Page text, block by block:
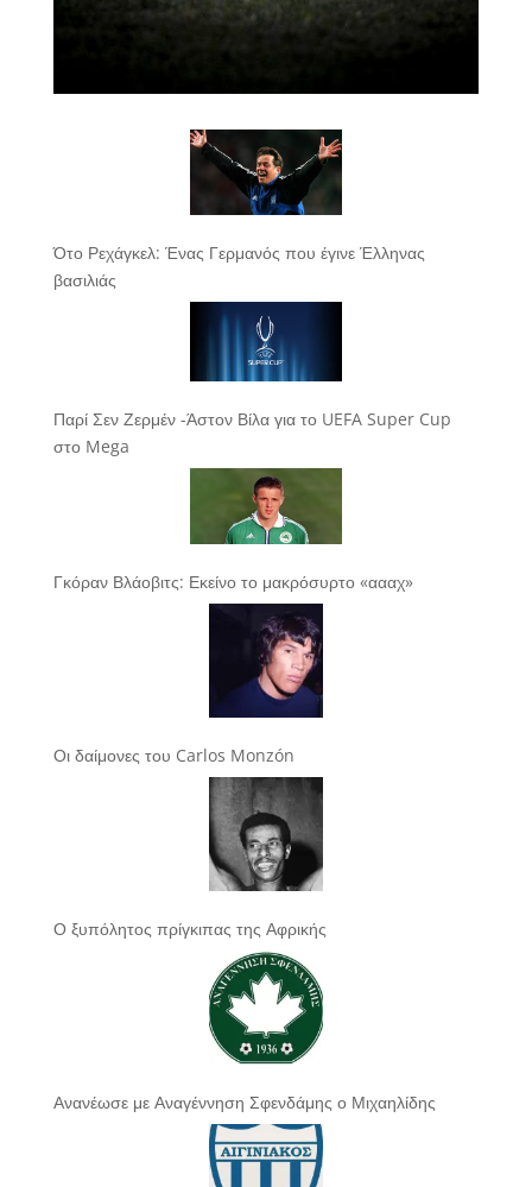
Ότο Ρεχάγκελ: Ένας Γερμανός που έγινε Έλληνας
βασιλιάς
Παρί Σεν Ζερμέν -Άστον Βίλα για το UEFA Super Cup
στο Mega
Γκόραν Βλάοβιτς: Εκείνο το μακρόσυρτο «αααχ»
Οι δαίμονες του Carlos Monzón
Ο ξυπόλητος πρίγκιπας της Αφρικής
Ανανέωσε με Αναγέννηση Σφενδάμης ο Μιχαηλίδης